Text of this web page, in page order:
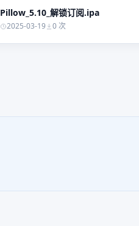
Pillow_5.10_解锁订阅.ipa
2025-03-19 0 次